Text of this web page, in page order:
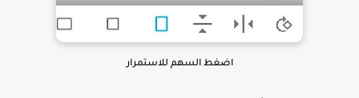
اضغط السهم للاستمرار